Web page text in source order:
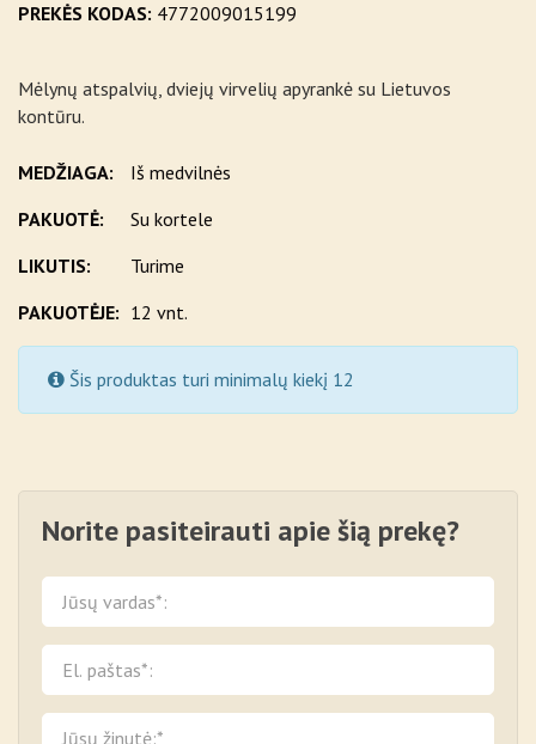
PREKĖS KODAS: 4772009015199
Mėlynų atspalvių, dviejų virvelių apyrankė su Lietuvos
kontūru.
MEDŽIAGA:
Iš medvilnės
PAKUOTĖ:
Su kortele
LIKUTIS:
Turime
PAKUOTĖJE: 12 vnt.
Šis produktas turi minimalų kiekį 12
Norite pasiteirauti apie šią prekę?